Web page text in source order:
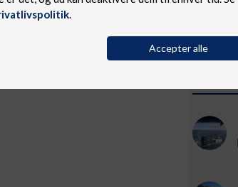
FORMÅL:
.
Accepter alle